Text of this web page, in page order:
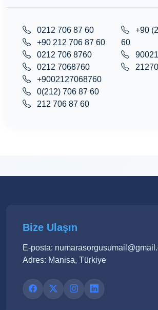
0212 706 87 60
+90 212 706 87 60
0212 706 8760
0212 7068760
+90
60
+9002127068760
0(212) 706 87 60
212 706 87 60
Bize Ulaşın
E-posta:
Adres: Manisa, Türkiye